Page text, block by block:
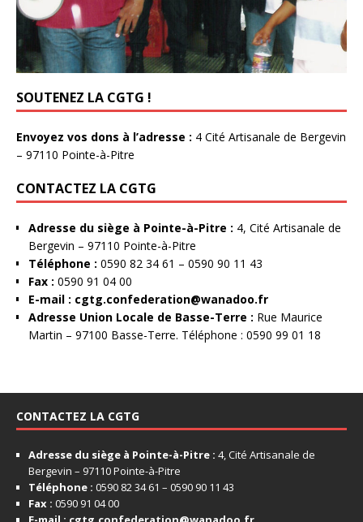
SOUTENEZ LA CGTG !
Envoyez vos dons à l’adresse : 4 Cité Artisanale de Bergevin
– 97110 Pointe-à-Pitre
CONTACTEZ LA CGTG
Adresse du siège à Pointe-à-Pitre : 4, Cité Artisanale de
Bergevin – 97110 Pointe-à-Pitre
Téléphone : 0590 82 34 61 – 0590 90 11 43
Fax : 0590 91 04 00
E-mail : cgtg.confederation@wanadoo.fr
Adresse Union Locale de Basse-Terre : Rue Maurice
Martin – 97100 Basse-Terre. Téléphone : 0590 99 01 18
CONTACTEZ LA CGTG
Adresse du siège à Pointe-à-Pitre : 4, Cité Artisanale de
Bergevin – 97110 Pointe-à-Pitre
Téléphone : 0590 82 34 61 – 0590 90 11 43
Fax : 0590 91 04 00